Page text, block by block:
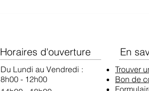
Horaires d'ouverture
Du Lundi au Vendredi :
8h00 - 12h00
En
Trouver
Bon de